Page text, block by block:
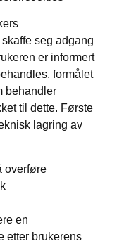
seg adgang
er informert
formålet
behandler
til dette. Første
lagring av
overføre
en
etter brukerens